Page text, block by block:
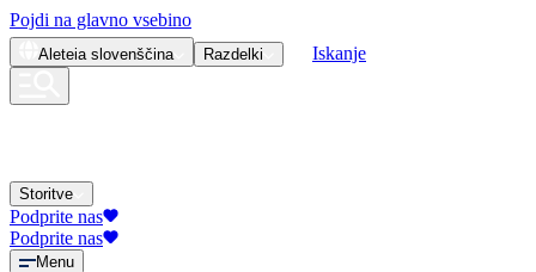
Pojdi na glavno vsebino
Aleteia slovenščina Razdelki Iskanje
Storitve
Podprite nas
Podprite nas
Menu